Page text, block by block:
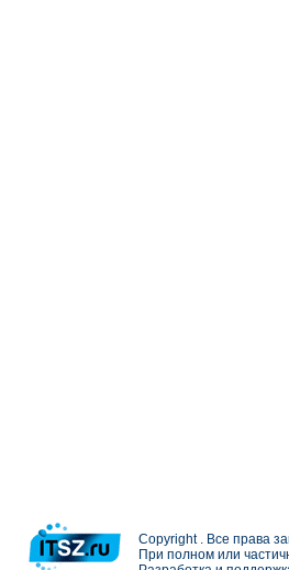
Copyright . Все права
При полном или